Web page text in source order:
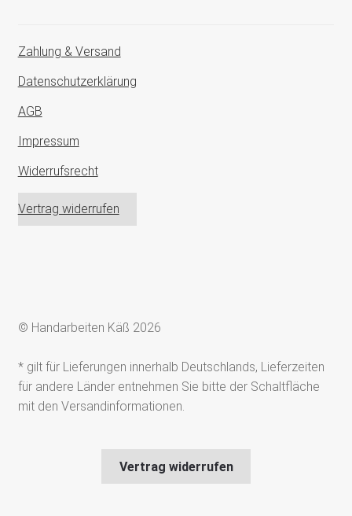
Zahlung & Versand
Datenschutzerklärung
AGB
Impressum
Widerrufsrecht
Vertrag widerrufen
© Handarbeiten Käß 2026
* gilt für Lieferungen innerhalb Deutschlands, Lieferzeiten
für andere Länder entnehmen Sie bitte der Schaltfläche
mit den Versandinformationen.
Vertrag widerrufen